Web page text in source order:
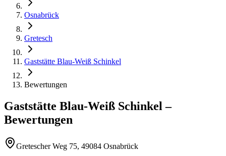
Osnabrück
Gretesch
Gaststätte Blau-Weiß Schinkel
Bewertungen
Gaststätte Blau-Weiß Schinkel –
Bewertungen
Gretescher Weg 75, 49084 Osnabrück